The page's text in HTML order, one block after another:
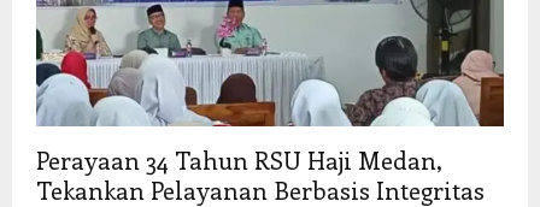
Perayaan 34 Tahun RSU Haji Medan,
Tekankan Pelayanan Berbasis Integritas